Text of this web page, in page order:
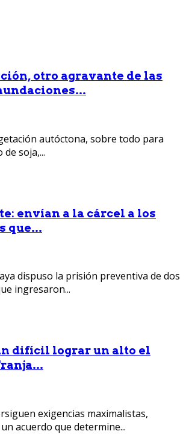
otro agravante de las
autóctona, sobre todo para
soja,...
envían a la cárcel a los
que...
dispuso la prisión preventiva de dos
ingresaron...
difícil lograr un alto el
exigencias maximalistas,
acuerdo que determine...